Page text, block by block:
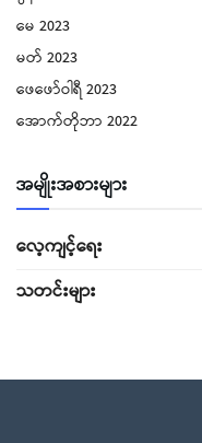
မေ 2023
မတ် 2023
ဖေ‌ဖော်ဝါရီ 2023
အောက်တိုဘာ 2022
အမျိုးအစားများ
လေ့ကျင့်ရေး
သတင်းများ